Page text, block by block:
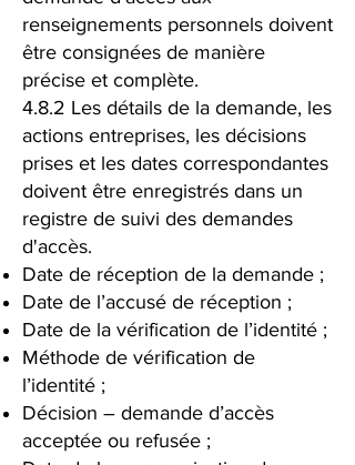
renseignements personnels doivent
être consignées de manière
précise et complète.
4.8.2 Les détails de la demande, les
actions entreprises, les décisions
prises et les dates correspondantes
doivent être enregistrés dans un
registre de suivi des demandes
d'accès.
Date de réception de la demande ;
Date de l’accusé de réception ;
Date de la vérification de l’identité ;
Méthode de vérification de
l’identité ;
Décision – demande d’accès
acceptée ou refusée ;